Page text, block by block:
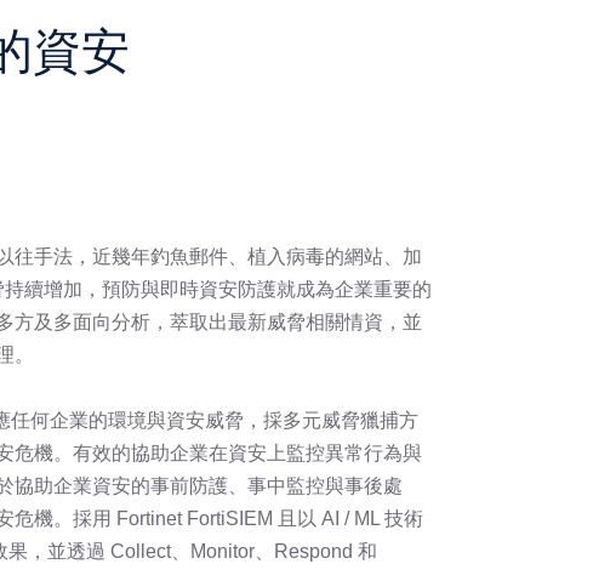
資安
往手法，近幾年釣魚郵件、植入病毒的網站、加
續增加，預防與即時資安防護就成為企業重要的
方及多面向分析，萃取出最新威脅相關情資，並
。
任何企業的環境與資安威脅，採多元威脅獵捕方
危機。有效的協助企業在資安上監控異常行為與
協助企業資安的事前防護、事中監控與事後處
危機。採用 Fortinet FortiSIEM 且以 AI / ML 技術
果，並透過 Collect、Monitor、Respond 和